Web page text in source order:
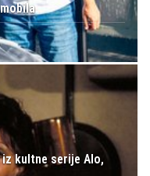
kultne serije Alo,